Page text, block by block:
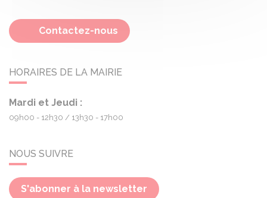
Contactez-nous
HORAIRES DE LA MAIRIE
Mardi et Jeudi :
09h00 - 12h30 13h30 - 17h00
NOUS SUIVRE
S'abonner à la newsletter